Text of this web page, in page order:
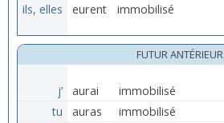
ils, elles
eurent immobilisé
FUTUR ANTÉRIEUR
j’ aurai
immobilisé
tu
auras
immobilisé